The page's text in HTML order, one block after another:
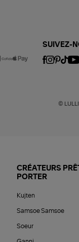
SUIVEZ-
©
CRÉATEURS
PORTER
Kujten
Samsoe Samsoe
Soeur